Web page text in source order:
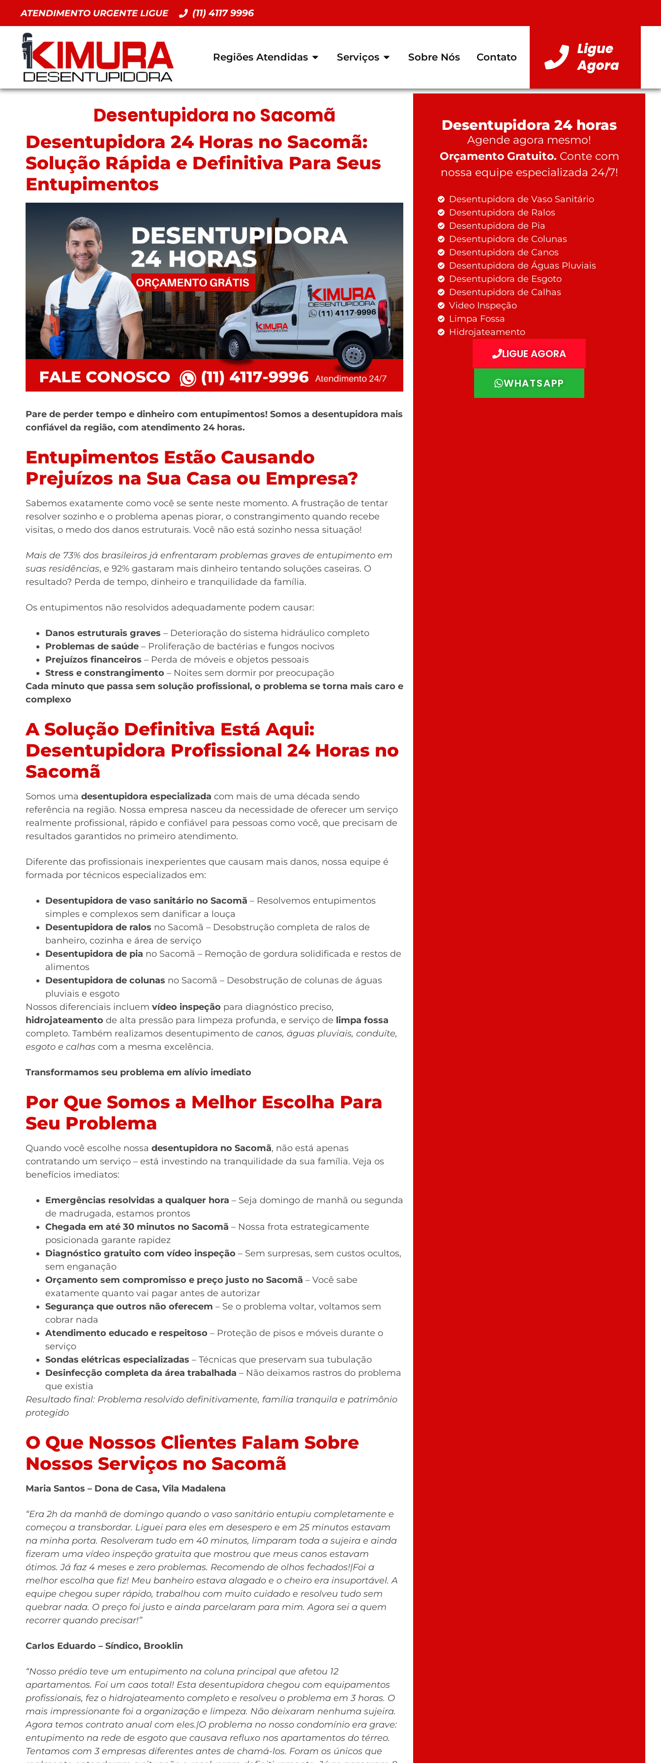
ATENDIMENTO URGENTE LIGUE (11) 4117 9996
Regiões Atendidas Serviços Sobre Nós Contato
Ligue
Agora
Desentupidora no Sacomã
Desentupidora 24 Horas no Sacomã:
Solução Rápida e Definitiva Para Seus
Entupimentos
Pare de perder tempo e dinheiro com entupimentos! Somos a desentupidora mais
confiável da região, com atendimento 24 horas.
Entupimentos Estão Causando
Prejuízos na Sua Casa ou Empresa?
Sabemos exatamente como você se sente neste momento. A frustração de tentar
resolver sozinho e o problema apenas piorar, o constrangimento quando recebe
visitas, o medo dos danos estruturais. Você não está sozinho nessa situação!
Mais de 73% dos brasileiros já enfrentaram problemas graves de entupimento em
suas residências, e 92% gastaram mais dinheiro tentando soluções caseiras. O
resultado? Perda de tempo, dinheiro e tranquilidade da família.
Os entupimentos não resolvidos adequadamente podem causar:
Danos estruturais graves – Deterioração do sistema hidráulico completo
Problemas de saúde – Proliferação de bactérias e fungos nocivos
Prejuízos financeiros – Perda de móveis e objetos pessoais
Stress e constrangimento – Noites sem dormir por preocupação
Cada minuto que passa sem solução profissional, o problema se torna mais caro e
complexo
A Solução Definitiva Está Aqui:
Desentupidora Profissional 24 Horas no
Sacomã
Somos uma desentupidora especializada com mais de uma década sendo
referência na região. Nossa empresa nasceu da necessidade de oferecer um serviço
realmente profissional, rápido e confiável para pessoas como você, que precisam de
resultados garantidos no primeiro atendimento.
Diferente das profissionais inexperientes que causam mais danos, nossa equipe é
formada por técnicos especializados em:
Desentupidora de vaso sanitário no Sacomã – Resolvemos entupimentos
simples e complexos sem danificar a louça
Desentupidora de ralos no Sacomã – Desobstrução completa de ralos de
banheiro, cozinha e área de serviço
Desentupidora de pia no Sacomã – Remoção de gordura solidificada e restos de
alimentos
Desentupidora de colunas no Sacomã – Desobstrução de colunas de águas
pluviais e esgoto
Nossos diferenciais incluem vídeo inspeção para diagnóstico preciso,
hidrojateamento de alta pressão para limpeza profunda, e serviço de limpa fossa
completo. Também realizamos desentupimento de canos, águas pluviais, conduíte,
esgoto e calhas com a mesma excelência.
Transformamos seu problema em alívio imediato
Por Que Somos a Melhor Escolha Para
Seu Problema
Quando você escolhe nossa desentupidora no Sacomã, não está apenas
contratando um serviço – está investindo na tranquilidade da sua família. Veja os
benefícios imediatos:
Emergências resolvidas a qualquer hora – Seja domingo de manhã ou segunda
de madrugada, estamos prontos
Chegada em até 30 minutos no Sacomã – Nossa frota estrategicamente
posicionada garante rapidez
Diagnóstico gratuito com vídeo inspeção – Sem surpresas, sem custos ocultos,
sem enganação
Orçamento sem compromisso e preço justo no Sacomã – Você sabe
exatamente quanto vai pagar antes de autorizar
Segurança que outros não oferecem – Se o problema voltar, voltamos sem
cobrar nada
Atendimento educado e respeitoso – Proteção de pisos e móveis durante o
serviço
Sondas elétricas especializadas – Técnicas que preservam sua tubulação
Desinfecção completa da área trabalhada – Não deixamos rastros do problema
que existia
Resultado final: Problema resolvido definitivamente, família tranquila e patrimônio
protegido
O Que Nossos Clientes Falam Sobre
Nossos Serviços no Sacomã
Maria Santos – Dona de Casa, Vila Madalena
“Era 2h da manhã de domingo quando o vaso sanitário entupiu completamente e
começou a transbordar. Liguei para eles em desespero e em 25 minutos estavam
na minha porta. Resolveram tudo em 40 minutos, limparam toda a sujeira e ainda
fizeram uma vídeo inspeção gratuita que mostrou que meus canos estavam
ótimos. Já faz 4 meses e zero problemas. Recomendo de olhos fechados!|Foi a
melhor escolha que fiz! Meu banheiro estava alagado e o cheiro era insuportável. A
equipe chegou super rápido, trabalhou com muito cuidado e resolveu tudo sem
quebrar nada. O preço foi justo e ainda parcelaram para mim. Agora sei a quem
recorrer quando precisar!”
Carlos Eduardo – Síndico, Brooklin
“Nosso prédio teve um entupimento na coluna principal que afetou 12
apartamentos. Foi um caos total! Esta desentupidora chegou com equipamentos
profissionais, fez o hidrojateamento completo e resolveu o problema em 3 horas. O
mais impressionante foi a organização e limpeza. Não deixaram nenhuma sujeira.
Agora temos contrato anual com eles.|O problema no nosso condomínio era grave:
entupimento na rede de esgoto que causava refluxo nos apartamentos do térreo.
Tentamos com 3 empresas diferentes antes de chamá-los. Foram os únicos que
Desentupidora 24 horas
Agende agora mesmo!
Orçamento Gratuito. Conte com
nossa equipe especializada 24/7!
Desentupidora de Vaso Sanitário
Desentupidora de Ralos
Desentupidora de Pia
Desentupidora de Colunas
Desentupidora de Canos
Desentupidora de Águas Pluviais
Desentupidora de Esgoto
Desentupidora de Calhas
Video Inspeção
Limpa Fossa
Hidrojateamento
LIGUE AGORA
WHATSAPP